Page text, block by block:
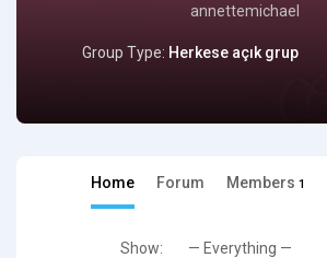
annettemichael
Group Type: Herkese açık grup
Home Forum Members 1
Show: